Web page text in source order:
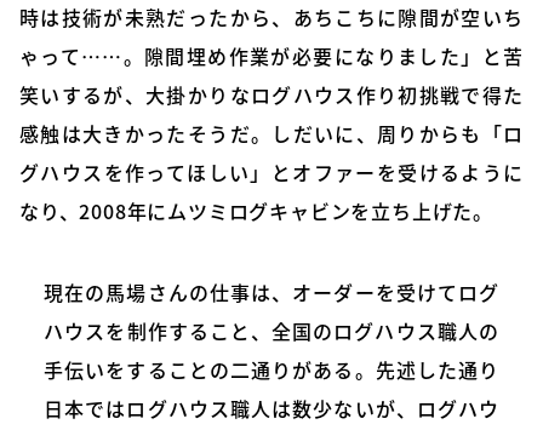
時は技術が未熟だったから、あちこちに隙間が空いち
ゃって……。隙間埋め作業が必要になりました」と苦
笑いするが、大掛かりなログハウス作り初挑戦で得た
感触は大きかったそうだ。しだいに、周りからも「ロ
グハウスを作ってほしい」とオファーを受けるように
なり、2008年にムツミログキャビンを立ち上げた。
現在の馬場さんの仕事は、オーダーを受けてログ
ハウスを制作すること、全国のログハウス職人の
手伝いをすることの二通りがある。先述した通り
日本ではログハウス職人は数少ないが、ログハウ